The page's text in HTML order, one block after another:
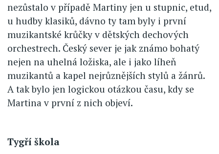
nezůstalo v případě Martiny jen u stupnic, etud,
u hudby klasiků, dávno ty tam byly i první
muzikantské krůčky v dětských dechových
orchestrech. Český sever je jak známo bohatý
nejen na uhelná ložiska, ale i jako líheň
muzikantů a kapel nejrůznějších stylů a žánrů.
A tak bylo jen logickou otázkou času, kdy se
Martina v první z nich objeví.
Tygří škola